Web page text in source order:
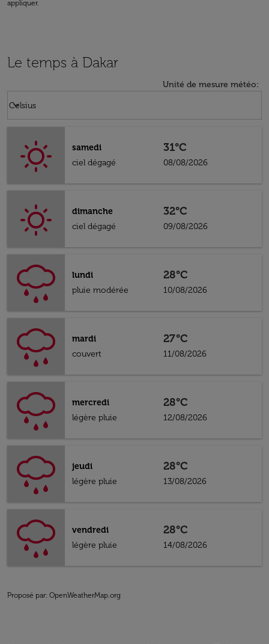
appliquer.
Le temps à Dakar
Unité de mesure météo:
Celsius
keyboard_arrow_down
samedi
ciel dégagé
31°C
08/08/2026
dimanche
ciel dégagé
32°C
09/08/2026
lundi
pluie modérée
28°C
10/08/2026
mardi
couvert
27°C
11/08/2026
mercredi
légère pluie
28°C
12/08/2026
jeudi
légère pluie
28°C
13/08/2026
vendredi
légère pluie
28°C
14/08/2026
Proposé par: OpenWeatherMap.org